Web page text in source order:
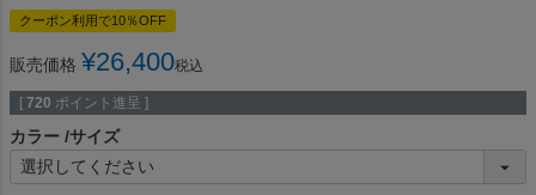
クーポン利用で10％OFF
販売価格 ¥26,400税込
[ 720 ポイント進呈 ]
カラー サイズ